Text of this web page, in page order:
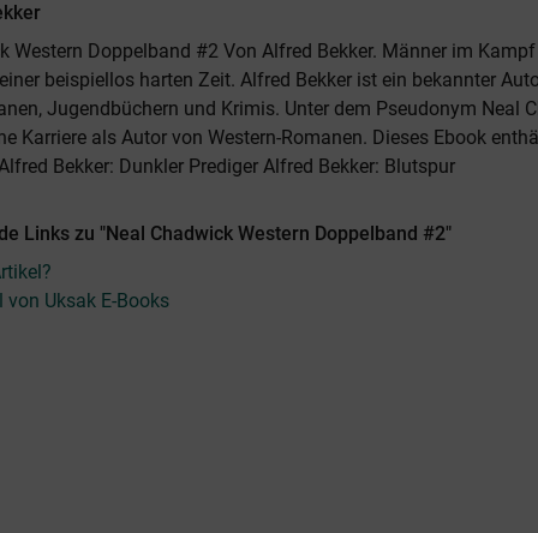
Western Doppelband #2 Von Alfred Bekker. Männer im
einer beispiellos harten Zeit. Alfred Bekker ist ein bekannter
Jugendbüchern und Krimis. Unter dem Pseudonym Neal
Karriere als Autor von Western-Romanen. Dieses Ebook
Alfred Bekker: Dunkler Prediger Alfred Bekker: Blutspur
Links zu "Neal Chadwick Western Doppelband #2"
von Uksak E-Books